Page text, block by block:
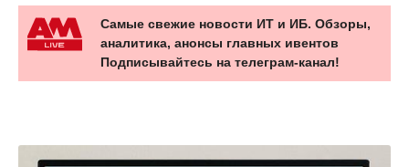
Самые свежие новости ИТ и ИБ. Обзоры,
аналитика, анонсы главных ивентов
Подписывайтесь на телеграм-канал!